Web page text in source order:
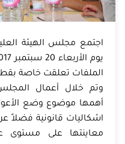
اجتمع مجلس الهيئة العليا
الملفات تعلقت خاصة
وتم خلال أعمال
أهمها موضوع وضع
اشكاليات قانونية فضلاً
معاينتها على مستوى